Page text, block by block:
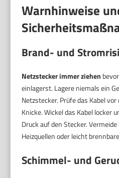
Warnhinweise
Brand- und
Netzstecker immer ziehen
einlagerst. Lagere niemals ein
Netzstecker. Prüfe das Kabel
Knicke. Wickel das Kabel locker
Druck auf den Stecker.
Heizquellen oder leicht
Schimmel- und